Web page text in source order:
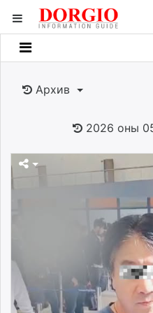
Мэдээллийн
Банк санхүү
Нийслэлийн
zindaa.mn
Baabar.mn
tovch.mn
Архив
2026 оны